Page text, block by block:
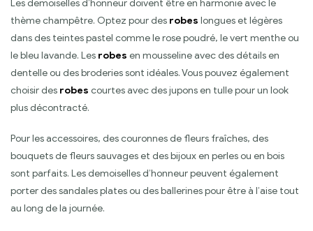
Les demoiselles d’honneur doivent être en harmonie avec le
thème champêtre. Optez pour des robes longues et légères
dans des teintes pastel comme le rose poudré, le vert menthe ou
le bleu lavande. Les robes en mousseline avec des détails en
dentelle ou des broderies sont idéales. Vous pouvez également
choisir des robes courtes avec des jupons en tulle pour un look
plus décontracté.
Pour les accessoires, des couronnes de fleurs fraîches, des
bouquets de fleurs sauvages et des bijoux en perles ou en bois
sont parfaits. Les demoiselles d’honneur peuvent également
porter des sandales plates ou des ballerines pour être à l’aise tout
au long de la journée.